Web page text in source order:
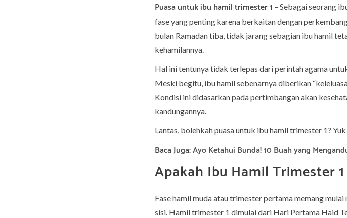
Puasa untuk ibu hamil trimester 1 – Sebagai seorang
fase yang penting karena berkaitan dengan
bulan Ramadan tiba, tidak jarang sebagian ibu hamil
kehamilannya.
Hal ini tentunya tidak terlepas dari perintah agama
Meski begitu, ibu hamil sebenarnya diberikan
Kondisi ini didasarkan pada pertimbangan akan
kandungannya.
Lantas, bolehkah puasa untuk ibu hamil trimester 1?
Baca Juga:Ayo Ketahui Bunda! 10 Buah yang
Apakah Ibu Hamil Trimester 1
Fase hamil muda atau trimester pertama memang
sisi. Hamil trimester 1 dimulai dari Hari Pertama Haid